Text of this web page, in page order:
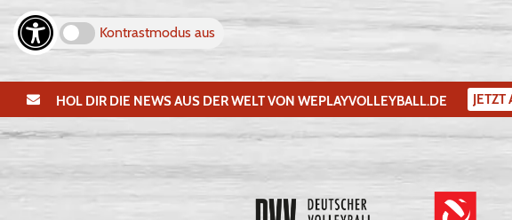
Kontrastmodus aus
HOL DIR DIE NEWS AUS DER WELT VON WEPLAYVOLLEYBALL.DE